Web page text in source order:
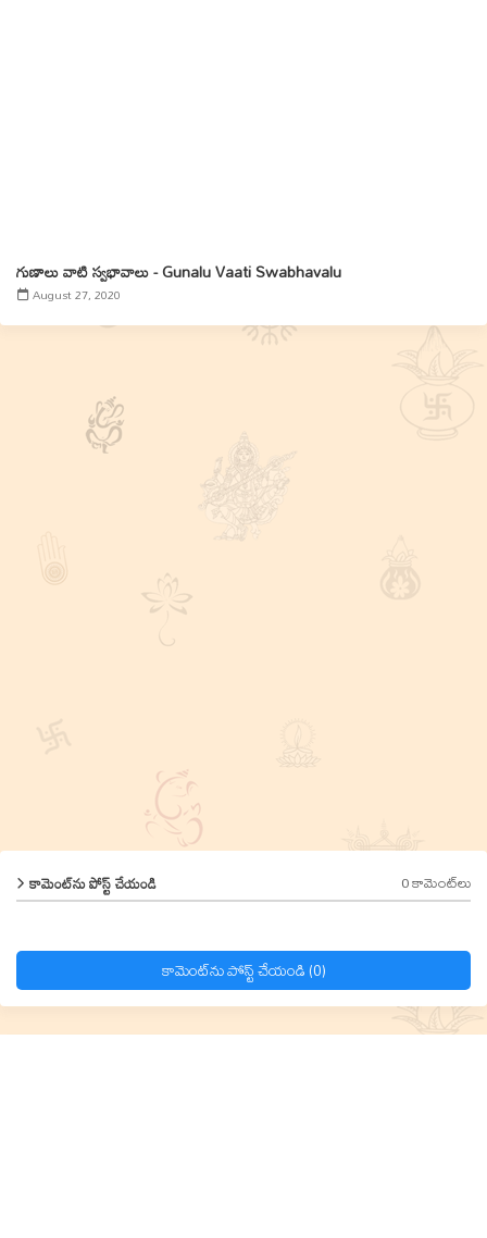
గుణాలు వాటి స్వభావాలు - Gunalu Vaati Swabhavalu
August 27, 2020
కామెంట్‌ను పోస్ట్ చేయండి 0 కామెంట్‌లు
కామెంట్‌ను పోస్ట్ చేయండి (0)